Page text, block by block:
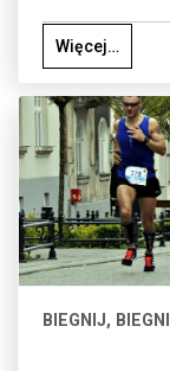
Więcej…
BIEGNIJ,